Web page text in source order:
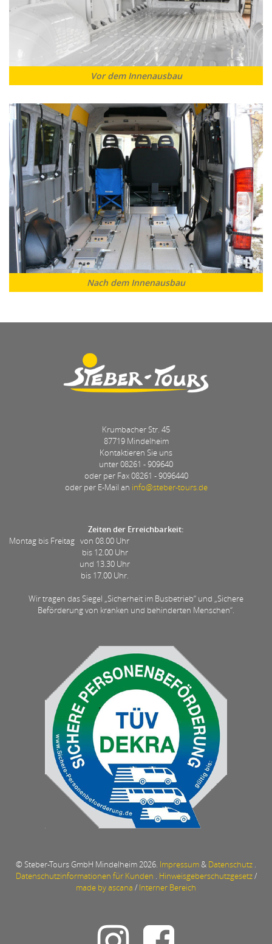
Vor dem Innenausbau
Nach dem Innenausbau
Krumbacher Str. 45
87719 Mindelheim
Kontaktieren Sie uns
unter08261 - 909640
oder per Fax 08261 - 9096440
oder per E-Mail an info@steber-tours.de
Zeiten der Erreichbarkeit:
Montag bis Freitag von 08.00 Uhr
bis 12.00 Uhr
und 13.30 Uhr
bis 17.00 Uhr.
Wir tragen das Siegel „Sicherheit im Busbetrieb“ und „Sichere
Beförderung von kranken und behinderten Menschen“.
© Steber-Tours GmbH Mindelheim 2026. Impressum & Datenschutz .
Datenschutzinformationen für Kunden . Hinweisgeberschutzgesetz/
made by ascana / Interner Bereich